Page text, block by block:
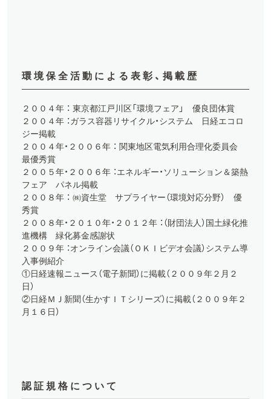
環境保全活動による表彰、掲載歴
２００４年 ： 東京都江戸川区「環境フェア」 優良団体賞
２００４年 ：ガラス容器リサイクル・システム 日経エコロ
ジー掲載
２００４年・２００６年 ： 関東地区電気利用合理化委員会
最優秀賞
２００５年・２００６年 ：エネルギー・ソリューション＆築熱
フェア パネル掲載
２００８年 ： ㈱資生堂 サプライヤー（環境対応分野） 優
秀賞
２００８年・２０１０年・２０１２年 ：（財団法人）国土緑化推
進機構 緑化募金感謝状
２００９年 ：オンライン会議（ＯＫＩビデオ会議）システム導
入事例紹介
①日経速報ニュース（電子新聞）に掲載（２００９年２月２
日）
②日経ＭＪ新聞（生かすＩＴシリーズ）に掲載（２００９年２
月１６日）
認証規格について